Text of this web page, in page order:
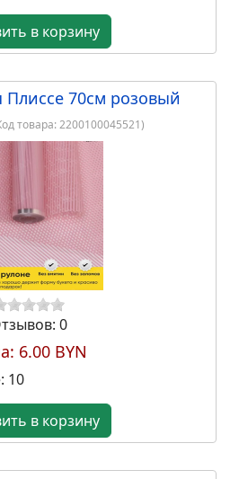
10
в корзину
Плиссе 70см розовый
товара:2200100045521
0
6.00 BYN
10
в корзину